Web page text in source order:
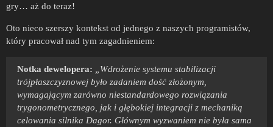
gry… aż do teraz!
Oto nieco szerszy kontekst od jednego z naszych programistów,
który pracował nad tym zagadnieniem:
Notka dewelopera:
„Wdrożenie systemu stabilizacji
trójpłaszczyznowej było zadaniem dość złożonym,
wymagającym zarówno niestandardowego rozwiązania
trygonometrycznego, jak i głębokiej integracji z mechaniką
celowania silnika Dagor. Głównym wyzwaniem nie była sama